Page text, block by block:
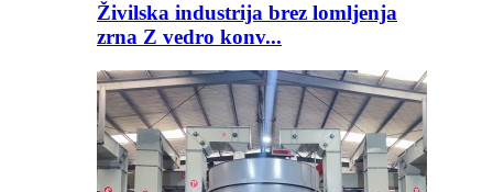
Živilska industrija brez lomljenja
zrna Z vedro konv...